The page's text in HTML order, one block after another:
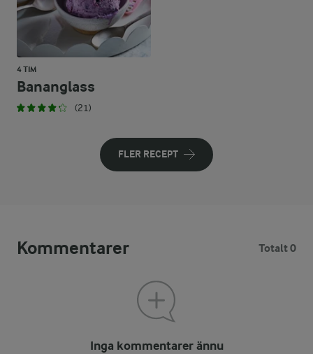
4 TIM
Bananglass
(21)
FLER RECEPT
Kommentarer Totalt 0
Inga kommentarer ännu